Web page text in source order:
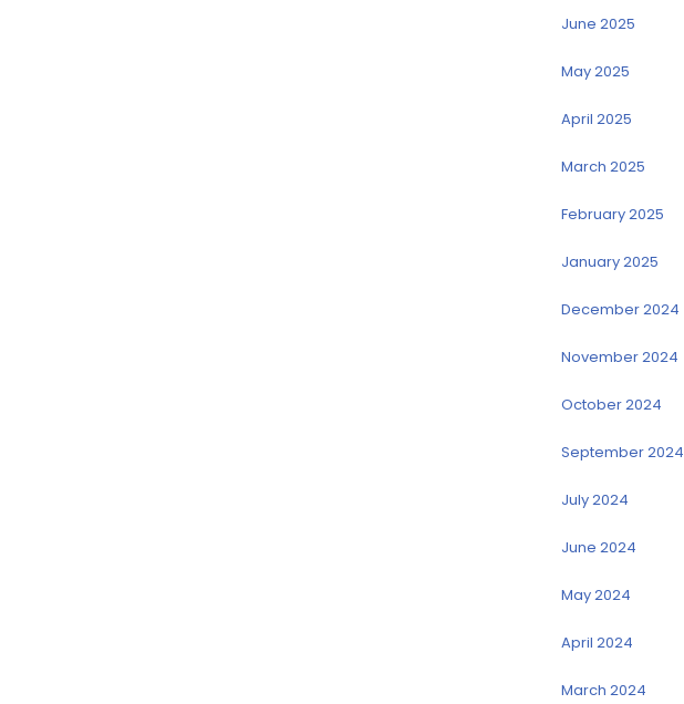
June 2025
May 2025
April 2025
March 2025
February 2025
January 2025
December 2024
November 2024
October 2024
September 2024
July 2024
June 2024
May 2024
April 2024
March 2024